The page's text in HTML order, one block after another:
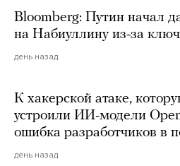
Bloomberg: Путин начал
на Набиуллину из-за
день назад
К хакерской атаке,
устроили ИИ-модели
ошибка разработчиков в
день назад